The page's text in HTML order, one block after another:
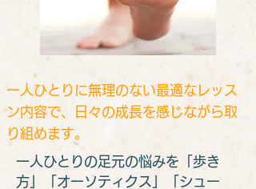
​一人ひとりに無理のない最適なレッス
ン内容で、日々の成長を感じながら取
り組めます。
​一人ひとりの足元の悩みを「歩き
方」「オーソティクス」「シュー